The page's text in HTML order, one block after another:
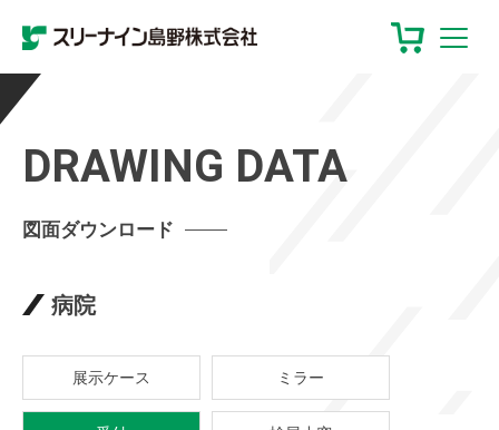
DRAWING DATA
図面ダウンロード
病院
展示ケース ミラー